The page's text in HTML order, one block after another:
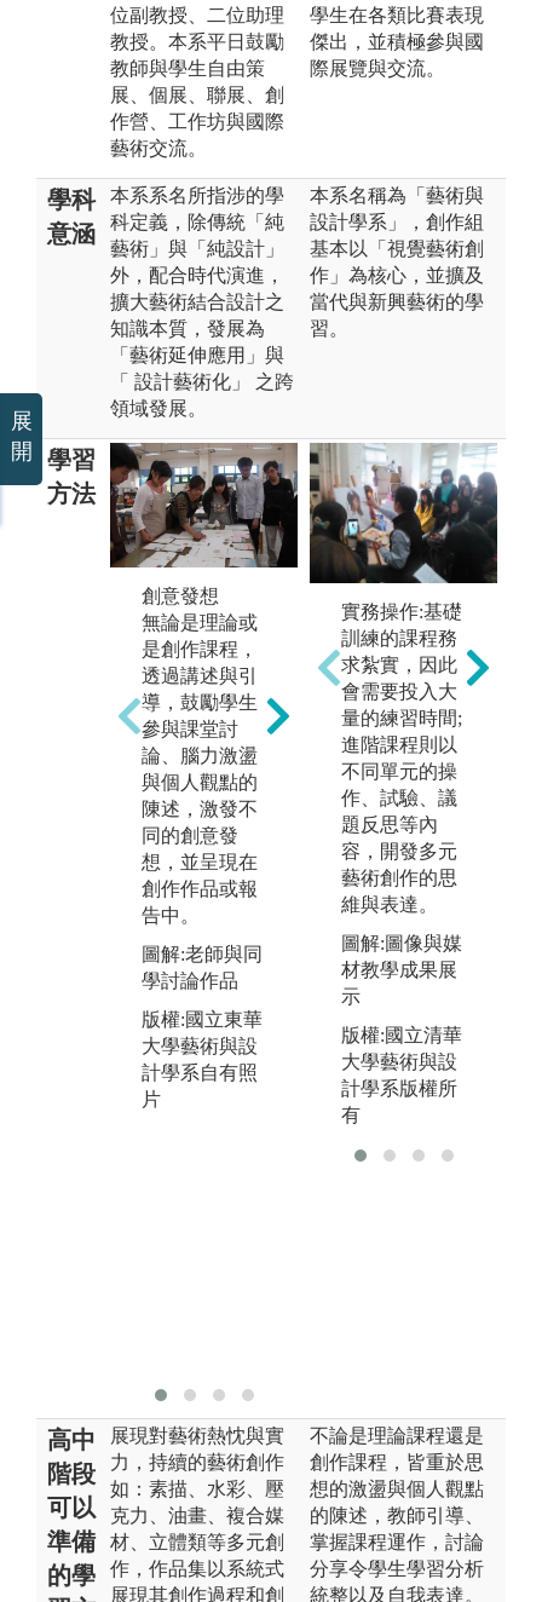
位副教授、二位助理
教授。本系平日鼓勵
教師與學生自由策
展、個展、聯展、創
作營、工作坊與國際
藝術交流。
學生在各類比賽表現
傑出，並積極參與國
際展覽與交流。
學科
意涵
本系系名所指涉的學
科定義，除傳統「純
藝術」與「純設計」
外，配合時代演進，
擴大藝術結合設計之
知識本質，發展為
「藝術延伸應用」與
「 設計藝術化」 之跨
領域發展。
本系名稱為「藝術與
設計學系」，創作組
基本以「視覺藝術創
作」為核心，並擴及
當代與新興藝術的學
習。
學習
方法
創意發想
無論是理論或
是創作課程，
透過講述與引
導，鼓勵學生
參與課堂討
論、腦力激盪
與個人觀點的
陳述，激發不
同的創意發
想，並呈現在
創作作品或報
告中。
圖解:老師與同
學討論作品
版權:國立東華
大學藝術與設
計學系自有照
片
實務課程
提供各類創作
媒材的基礎課
程，透過扎實
地實作課程，
使具備繪畫描
寫能力定熟習
運用各種繪畫
媒材後，另提
供進階創作課
程，進階課程
則是透過課堂
作品討論
圖解:同學課堂
實作練習
版權:國立東華
大學藝術與設
計學系自有照
實務操作:基礎
訓練的課程務
求紮實，因此
會需要投入大
量的練習時間;
進階課程則以
不同單元的操
作、試驗、議
題反思等內
容，開發多元
藝術創作的思
維與表達。
圖解:圖像與媒
材教學成果展
示
版權:國立清華
大學藝術與設
計學系版權所
有
高中
階段
可以
準備
的學
展現對藝術熱忱與實
力，持續的藝術創作
如：素描、水彩、壓
克力、油畫、複合媒
材、立體類等多元創
作，作品集以系統式
展現其創作過程和創
不論是理論課程還是
創作課程，皆重於思
想的激盪與個人觀點
的陳述，教師引導、
掌握課程運作，討論
分享令學生學習分析
統整以及自我表達。
展
開